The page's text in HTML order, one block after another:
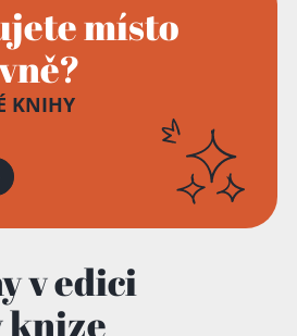
místo
KNIHY
v edici
knize
košíku!